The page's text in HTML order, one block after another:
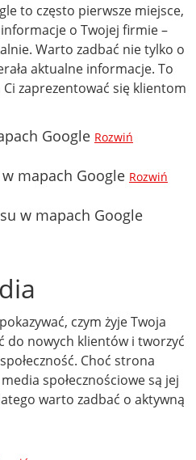
to często pierwsze miejsce,
o Twojej firmie –
Warto zadbać nie tylko o
aktualne informacje. To
zaprezentować się klientom
Google Rozwiń
mapach Google Rozwiń
w mapach Google
czym żyje Twoja
do nowych klientów i tworzyć
Choć strona
społecznościowe są jej
warto zadbać o aktywną